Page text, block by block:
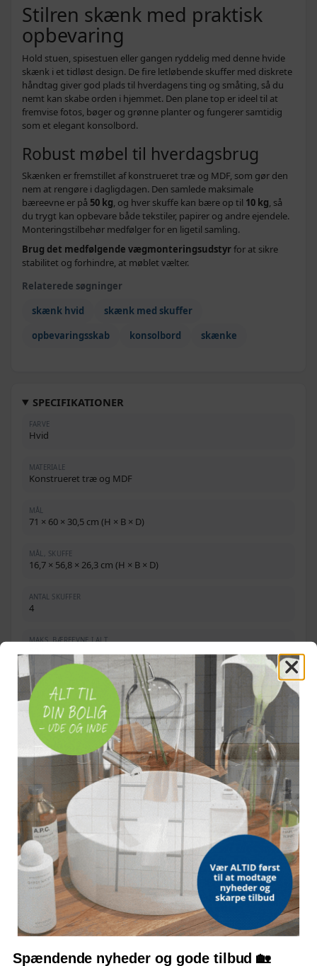
Stilren skænk med praktisk
opbevaring
Hold stuen, spisestuen eller gangen ryddelig med denne hvide
skænk i et tidløst design. De fire letløbende skuffer med diskrete
håndtag giver god plads til hverdagens ting og småting, så du
nemt kan skabe orden i hjemmet. Den plane top er ideel til at
fremvise fotos, bøger og grønne planter og fungerer samtidig
som et elegant konsolbord.
Robust møbel til hverdagsbrug
Skænken er fremstillet af konstrueret træ og MDF, som gør den
nem at rengøre i dagligdagen. Den samlede maksimale
bæreevne er på 50 kg, og hver skuffe kan bære op til 10 kg, så
du trygt kan opbevare både tekstiler, papirer og andre ejendele.
Monteringstilbehør medfølger for en ligetil samling.
Brug det medfølgende vægmonteringsudstyrfor at sikre
stabilitet og forhindre, at møblet vælter.
Relaterede søgninger
skænk hvid
skænk med skuffer
opbevaringsskab
konsolbord skænke
SPECIFIKATIONER
FARVE
Hvid
MATERIALE
Konstrueret træ og MDF
MÅL
71 × 60 × 30,5 cm (H × B × D)
MÅL, SKUFFE
16,7 × 56,8 × 26,3 cm (H × B × D)
ANTAL SKUFFER
4
MAKS. BÆREEVNE I ALT
50 kg
MAKS. BÆREEVNE PR. SKUFFE
10 kg
Monteringstilbehør medfølger
OFTE STILLEDE SPØRGSMÅL
Hvor meget kan skænken bære?
Er vægmontering nødvendig?
Hvad er målene?
Følger der monteringstilbehør med?
Bemærk: FAQ er vejledende information. Vi tager forbehold for fejl og
mangler, og oplysningerne er ikke juridisk bindende.
Spændende nyheder og gode tilbud 🏡